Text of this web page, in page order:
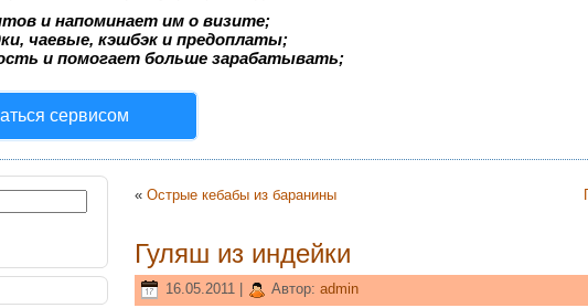
и напоминает им о визите;
чаевые, кэшбэк и предоплаты;
и помогает больше зарабатывать;
сервисом
« Острые кебабы из баранины
Гуляш из индейки
16.05.2011 | Автор: admin